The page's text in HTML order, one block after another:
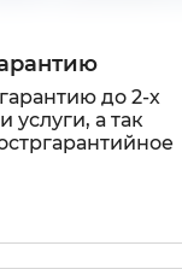
до 2-х
услуги, а так